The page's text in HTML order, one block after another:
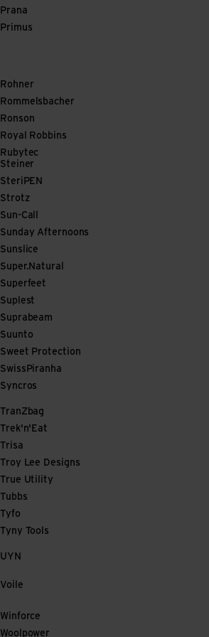
Prana
Primus
Rohner
Rommelsbacher
Ronson
Royal Robbins
Rubytec
Steiner
SteriPEN
Strotz
Sun-Call
Sunday Afternoons
Sunslice
Super.Natural
Superfeet
Suplest
Suprabeam
Suunto
Sweet Protection
SwissPiranha
Syncros
TranZbag
Trek'n'Eat
Trisa
Troy Lee Designs
True Utility
Tubbs
Tyfo
Tyny Tools
UYN
Voile
Winforce
Woolpower